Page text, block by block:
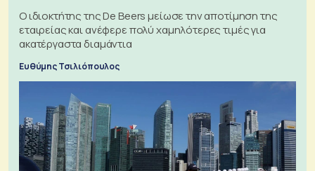
Ο ιδιοκτήτης της De Beers μείωσε την αποτίμηση της
εταιρείας και ανέφερε πολύ χαμηλότερες τιμές για
ακατέργαστα διαμάντια
Ευθύμης Τσιλιόπουλος